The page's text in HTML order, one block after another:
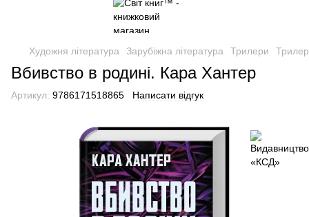
Художня література Зарубіжна література Трилери
Вбивство в родині. Кара Хантер
Артикул: 9786171518865 Написати відгук